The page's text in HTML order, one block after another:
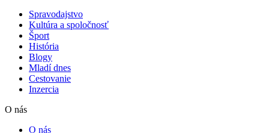
Spravodajstvo
Kultúra a spoločnosť
Šport
História
Blogy
Mladí dnes
Cestovanie
Inzercia
O nás
O nás